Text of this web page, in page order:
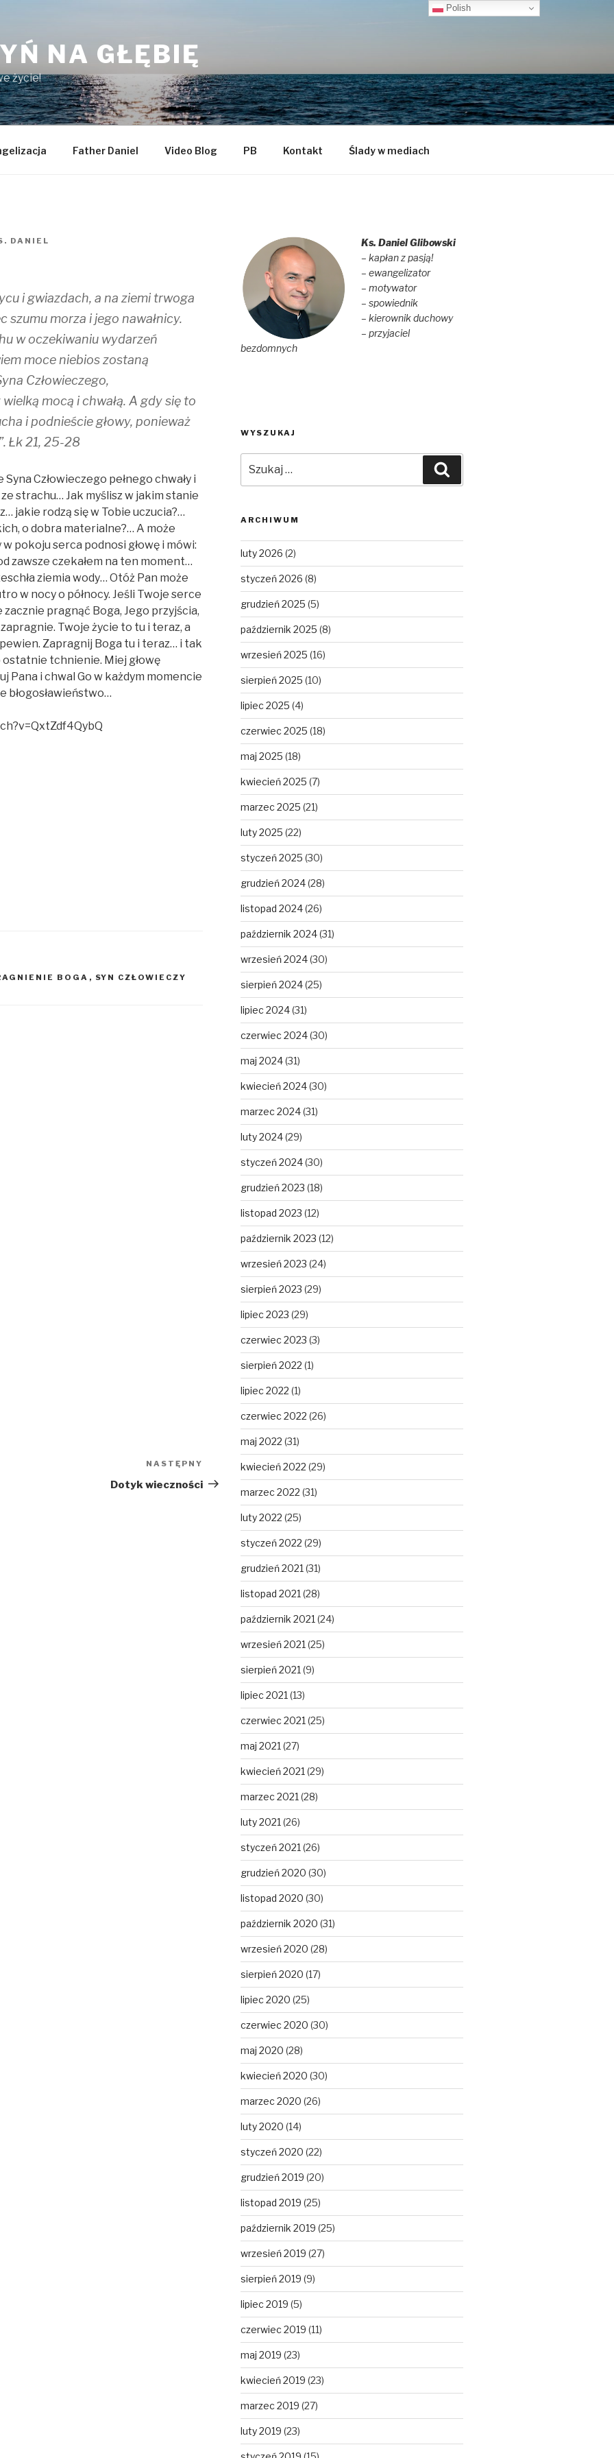
NA GŁĘBIĘ
życie!
Father Daniel Video Blog PB Kontakt Ślady w mediach
DANIEL
i gwiazdach, a na ziemi trwoga
morza i jego nawałnicy.
w oczekiwaniu wydarzeń
moce niebios zostaną
Człowieczego,
mocą i chwałą. A gdy się to
i podnieście głowy, ponieważ
Łk 21, 25-28
Człowieczego pełnego chwały i
strachu… Jak myślisz w jakim stanie
jakie rodzą się w Tobie uczucia?…
o dobra materialne?… A może
pokoju serca podnosi głowę i mówi:
zawsze czekałem na ten moment…
ziemia wody… Otóż Pan może
w nocy o północy. Jeśli Twoje serce
pragnąć Boga, Jego przyjścia,
Twoje życie to tu i teraz, a
Zapragnij Boga tu i teraz… i tak
ostatnie tchnienie. Miej głowę
Pana i chwal Go w każdym momencie
błogosławieństwo…
BOGA , SYN CZŁOWIECZY
Następny
wpis
NASTĘPNY
Dotyk wieczności
Ks. Daniel Glibowski
– kapłan z pasją!
– ewangelizator
– motywator
– spowiednik
– kierownik duchowy
– przyjaciel
bezdomnych
WYSZUKAJ
ARCHIWUM
luty 2026 (2)
styczeń 2026 (8)
grudzień 2025 (5)
październik 2025 (8)
wrzesień 2025 (16)
sierpień 2025 (10)
lipiec 2025 (4)
czerwiec 2025 (18)
maj 2025 (18)
kwiecień 2025 (7)
marzec 2025 (21)
luty 2025 (22)
styczeń 2025 (30)
grudzień 2024(28)
listopad 2024(26)
październik 2024(31)
wrzesień 2024(30)
sierpień 2024(25)
lipiec 2024(31)
czerwiec 2024(30)
maj 2024(31)
kwiecień 2024(30)
marzec 2024(31)
luty 2024(29)
styczeń 2024(30)
grudzień 2023 (18)
listopad 2023 (12)
październik 2023 (12)
wrzesień 2023 (24)
sierpień 2023 (29)
lipiec 2023 (29)
czerwiec 2023 (3)
sierpień 2022 (1)
lipiec 2022 (1)
czerwiec 2022 (26)
maj 2022 (31)
kwiecień 2022 (29)
marzec 2022 (31)
luty 2022 (25)
styczeń 2022 (29)
grudzień 2021 (31)
listopad 2021 (28)
październik 2021 (24)
wrzesień 2021 (25)
sierpień 2021 (9)
lipiec 2021 (13)
czerwiec 2021 (25)
maj 2021 (27)
kwiecień 2021 (29)
marzec 2021 (28)
luty 2021 (26)
styczeń 2021 (26)
grudzień 2020 (30)
listopad 2020 (30)
październik 2020 (31)
wrzesień 2020 (28)
sierpień 2020 (17)
lipiec 2020 (25)
czerwiec 2020 (30)
maj 2020 (28)
kwiecień 2020 (30)
marzec 2020 (26)
luty 2020 (14)
styczeń 2020 (22)
grudzień 2019 (20)
listopad 2019 (25)
październik 2019 (25)
wrzesień 2019 (27)
sierpień 2019 (9)
lipiec 2019 (5)
czerwiec 2019 (11)
maj 2019 (23)
kwiecień 2019 (23)
marzec 2019 (27)
luty 2019 (23)
Polish